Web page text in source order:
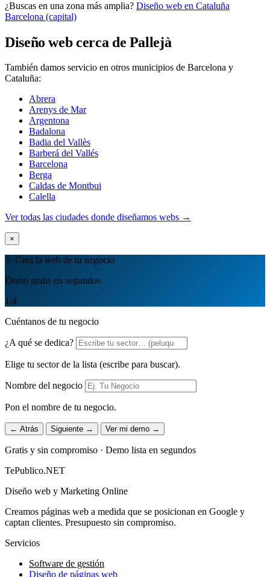
Quiero mi panel
¿Buscas en una zona más amplia? Diseño web en Cataluña
Barcelona (capital)
Diseño web cerca de Pallejà
También damos servicio en otros municipios de Barcelona y
Cataluña:
Abrera
Arenys de Mar
Argentona
Badalona
Badia del Vallès
Barberá del Vallés
Barcelona
Berga
Caldas de Montbui
Calella
Ver todas las ciudades donde diseñamos webs →
×
✨ Crea la web de tu negocio
Demo gratis en segundos
1/4
Cuéntanos de tu negocio
¿A qué se dedica?
Elige tu sector de la lista (escribe para buscar).
Nombre del negocio
Pon el nombre de tu negocio.
← Atrás Siguiente → Ver mi demo →
Gratis y sin compromiso · Demo lista en segundos
TePublico.NET
Diseño web y Marketing Online
Creamos páginas web a medida que se posicionan en Google y
captan clientes. Presupuesto sin compromiso.
Servicios
Software de gestión
Diseño de páginas web